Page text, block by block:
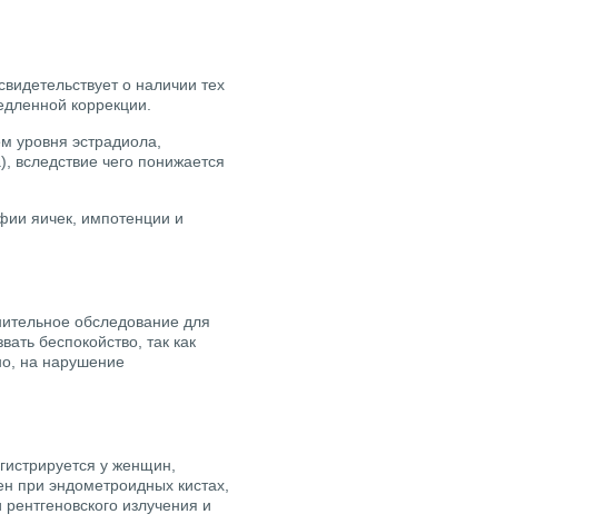
о наличии тех
коррекции.
уровня эстрадиола,
чего понижается
яичек, импотенции и
обследование для
беспокойство, так как
на нарушение
у женщин,
при эндометроидных кистах,
излучения и